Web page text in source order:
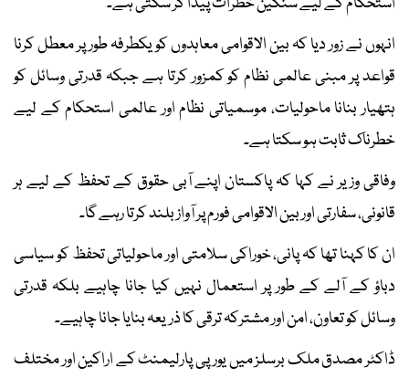
انہوں نے زور دیا کہ بین الاقوامی معاہدوں کو یکطرفہ طور پر معطل کرنا
قواعد پر مبنی عالمی نظام کو کمزور کرتا ہے جبکہ قدرتی وسائل کو
ہتھیار بنانا ماحولیات، موسمیاتی نظام اور عالمی استحکام کے لیے
خطرناک ثابت ہو سکتا ہے۔
وفاقی وزیر نے کہا کہ پاکستان اپنے آبی حقوق کے تحفظ کے لیے ہر
قانونی، سفارتی اور بین الاقوامی فورم پر آواز بلند کرتا رہے گا۔
ان کا کہنا تھا کہ پانی، خوراکی سلامتی اور ماحولیاتی تحفظ کو سیاسی
دباؤ کے آلے کے طور پر استعمال نہیں کیا جانا چاہیے بلکہ قدرتی
وسائل کو تعاون، امن اور مشترکہ ترقی کا ذریعہ بنایا جانا چاہیے۔
ڈاکٹر مصدق ملک برسلز میں یورپی پارلیمنٹ کے اراکین اور مختلف